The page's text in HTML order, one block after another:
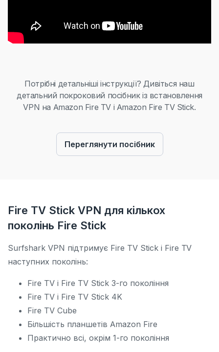
Потрібні детальніші інструкції? Дивіться наш
детальний покроковий посібник із встановлення
VPN на Amazon Fire TV і Amazon Fire TV Stick.
Переглянути посібник
Fire TV Stick VPN для кількох
поколінь Fire Stick
Surfshark VPN підтримує Fire TV Stick і Fire TV
наступних поколінь:
Fire TV і Fire TV Stick 3-го покоління
Fire TV і Fire TV Stick 4K
Fire TV Cube
Більшість планшетів Amazon Fire
Практично всі, окрім 1-го покоління